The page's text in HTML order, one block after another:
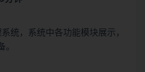
统，系统中各功能模块展示，
。